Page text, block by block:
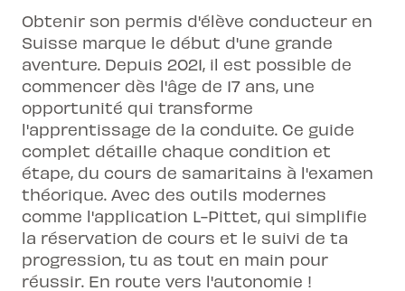
Obtenir son permis d'élève conducteur en
Suisse marque le début d'une grande
aventure. Depuis 2021, il est possible de
commencer dès l'âge de 17 ans, une
opportunité qui transforme
l'apprentissage de la conduite. Ce guide
complet détaille chaque condition et
étape, du cours de samaritains à l'examen
théorique. Avec des outils modernes
comme l'application L-Pittet, qui simplifie
la réservation de cours et le suivi de ta
progression, tu as tout en main pour
réussir. En route vers l'autonomie !